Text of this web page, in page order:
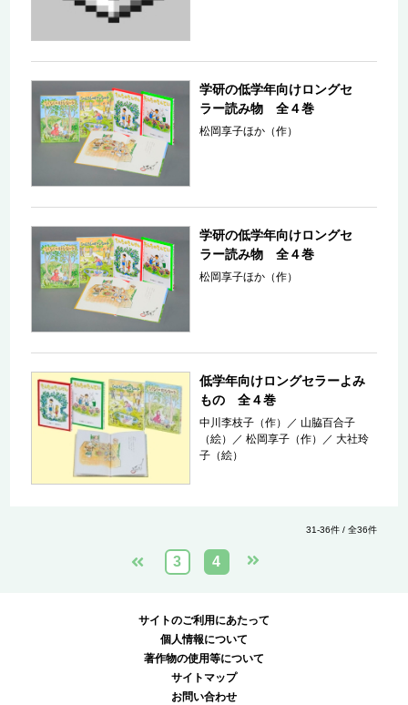
学研の低学年向けロングセ
ラー読み物 全４巻
松岡享子ほか（作）
学研の低学年向けロングセ
ラー読み物 全４巻
松岡享子ほか（作）
低学年向けロングセラーよみ
もの 全４巻
中川李枝子（作） ／ 山脇百合子
（絵）
／松岡享子（作） ／大社玲
子（絵）
31-36件 / 全36件
3 4
サイトのご利用にあたって
個人情報について
著作物の使用等について
サイトマップ
お問い合わせ